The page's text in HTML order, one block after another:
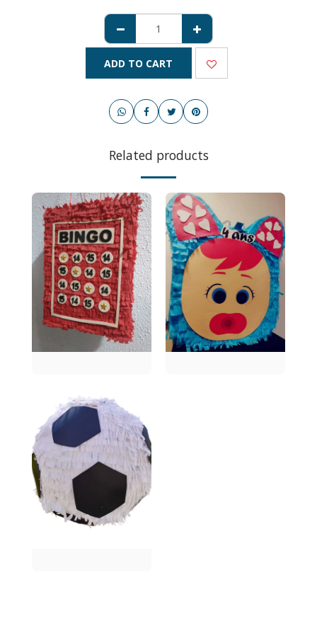
ADD TO CART
Related products